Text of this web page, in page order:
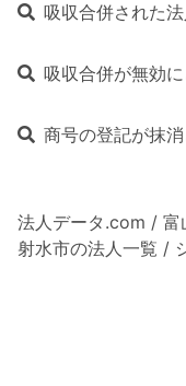
吸収合併された法
吸収合併が無効
商号の登記が抹
法人データ.com / 富
射水市の法人一覧 /